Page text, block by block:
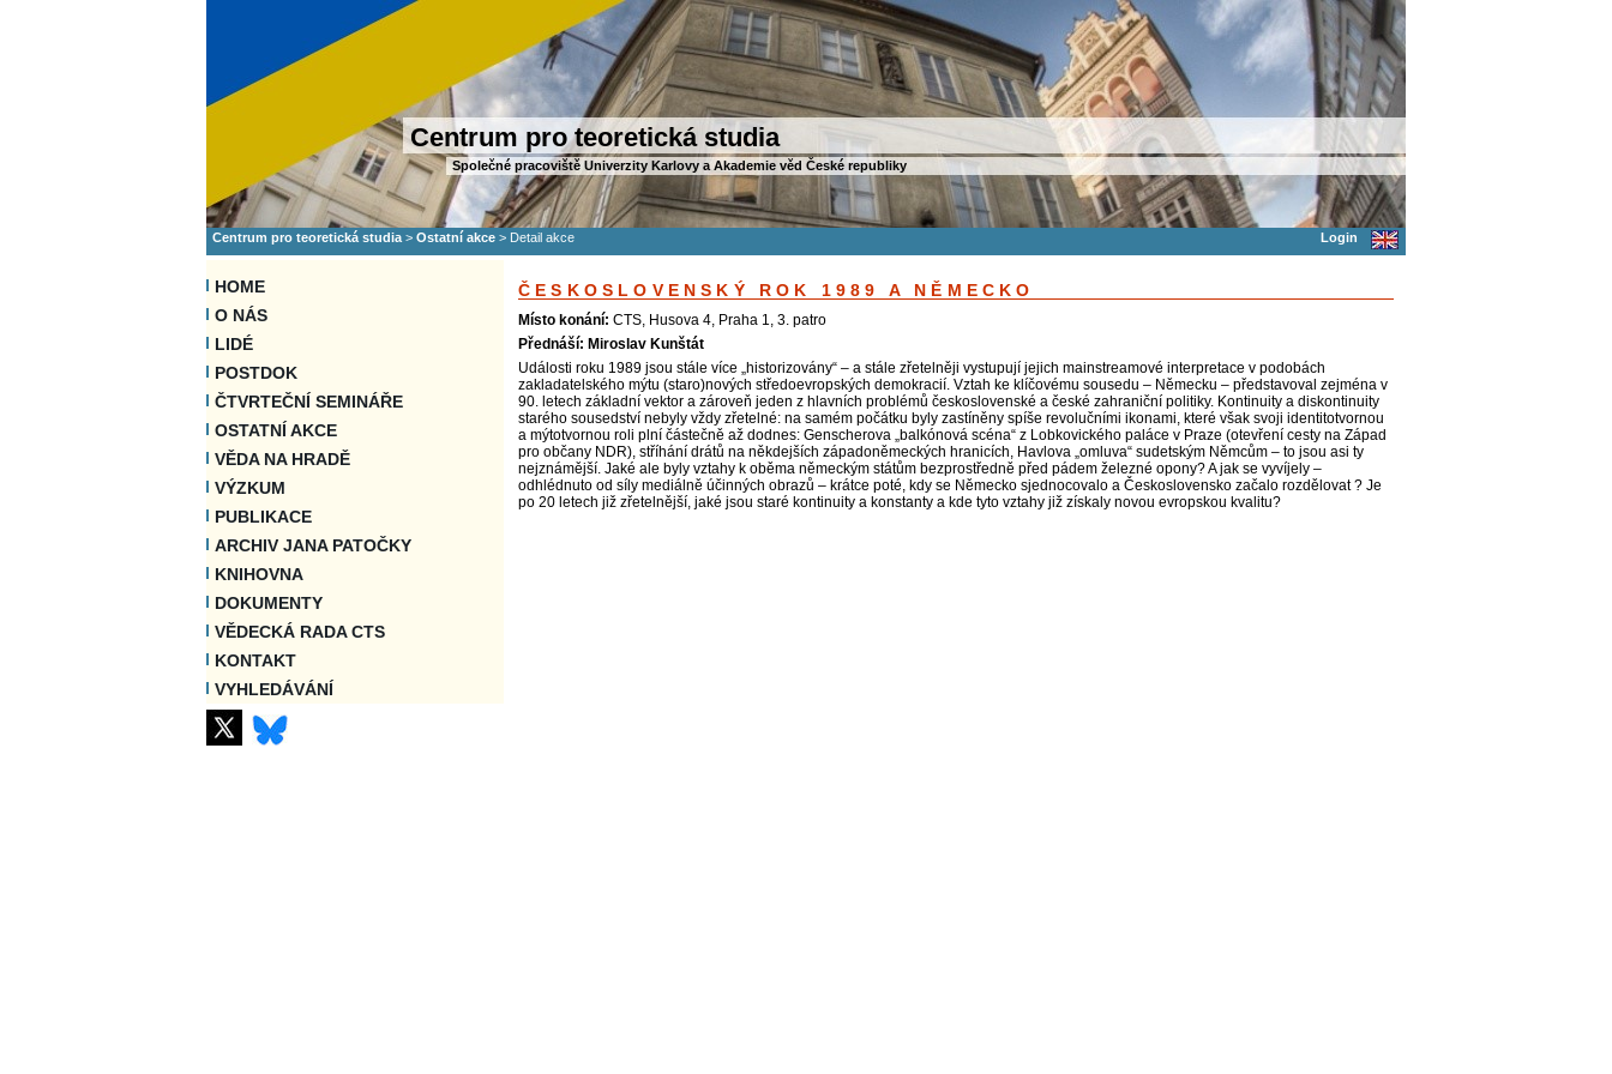
Centrum pro teoretická studia
Společné pracoviště Univerzity Karlovy a Akademie věd České republiky
Centrum pro teoretická studia > Ostatní akce > Detail akce Login
HOME
O NÁS
LIDÉ
POSTDOK
ČTVRTEČNÍ SEMINÁŘE
OSTATNÍ AKCE
VĚDA NA HRADĚ
VÝZKUM
PUBLIKACE
ARCHIV JANA PATOČKY
KNIHOVNA
DOKUMENTY
VĚDECKÁ RADA CTS
KONTAKT
VYHLEDÁVÁNÍ
ČESKOSLOVENSKÝ ROK 1989 A NĚMECKO
Místo konání: CTS, Husova 4, Praha 1, 3. patro
Přednáší: Miroslav Kunštát
Události roku 1989 jsou stále více „historizovány“ – a stále zřetelněji vystupují jejich mainstreamové interpretace v podobách
zakladatelského mýtu (staro)nových středoevropských demokracií. Vztah ke klíčovému sousedu – Německu – představoval zejména v
90. letech základní vektor a zároveň jeden z hlavních problémů československé a české zahraniční politiky. Kontinuity a diskontinuity
starého sousedství nebyly vždy zřetelné: na samém počátku byly zastíněny spíše revolučními ikonami, které však svoji identitotvornou
a mýtotvornou roli plní částečně až dodnes: Genscherova „balkónová scéna“ z Lobkovického paláce v Praze (otevření cesty na Západ
pro občany NDR), stříhání drátů na někdejších západoněmeckých hranicích, Havlova „omluva“ sudetským Němcům – to jsou asi ty
nejznámější. Jaké ale byly vztahy k oběma německým státům bezprostředně před pádem železné opony? A jak se vyvíjely –
odhlédnuto od síly mediálně účinných obrazů – krátce poté, kdy se Německo sjednocovalo a Československo začalo rozdělovat ? Je
po 20 letech již zřetelnější, jaké jsou staré kontinuity a konstanty a kde tyto vztahy již získaly novou evropskou kvalitu?